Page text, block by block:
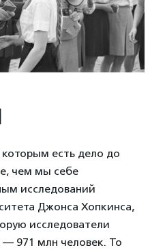
есть дело до
чем мы себе
исследований
Джонса Хопкинса,
исследователи
971 млн человек. То